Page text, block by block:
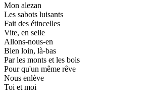
Mon alezan
Les sabots luisants
Fait des étincelles
Vite, en selle
Allons-nous-en
Bien loin, là-bas
Par les monts et les bois
Pour qu'un même rêve
Nous enlève
Toi et moi